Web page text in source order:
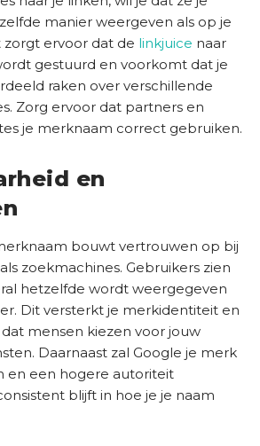
manier weergeven als op je
zorgt ervoor dat de linkjuice naar
gestuurd en voorkomt dat je
raken over verschillende
Zorg ervoor dat partners en
je merknaam correct gebruiken.
en
bouwt vertrouwen op bij
zoekmachines. Gebruikers zien
hetzelfde wordt weergegeven
Dit versterkt je merkidentiteit en
mensen kiezen voor jouw
Daarnaast zal Google je merk
en een hogere autoriteit
blijft in hoe je je naam